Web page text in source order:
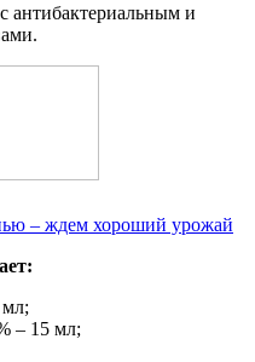
антибактериальным и
– ждем хороший урожай
мл;
‒ 15 мл;